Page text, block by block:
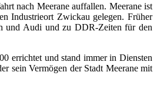
nach Meerane auffallen. Meerane ist
Industrieort Zwickau gelegen. Früher
und Audi und zu DDR-Zeiten für den
errichtet und stand immer in Diensten
sein Vermögen der Stadt Meerane mit